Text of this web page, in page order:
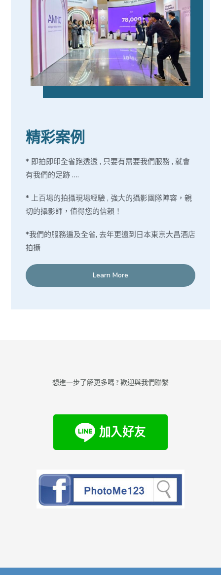
精彩案例
* 即拍即印全省跑透透 , 只要有需要我們服務 , 就會
有我們的足跡 ….
* 上百場的拍攝現場經驗 , 強大的攝影團隊陣容，親
切的攝影師，值得您的信賴！
*我們的服務遍及全省, 去年更遠到日本東京大昌酒店
拍攝
Learn More
想進一步了解更多嗎 ? 歡迎與我們聯繫